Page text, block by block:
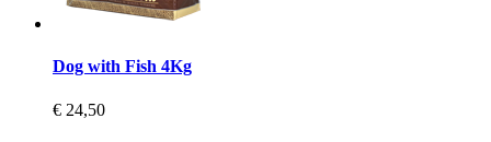
Dog with Fish 4Kg
€ 24,50